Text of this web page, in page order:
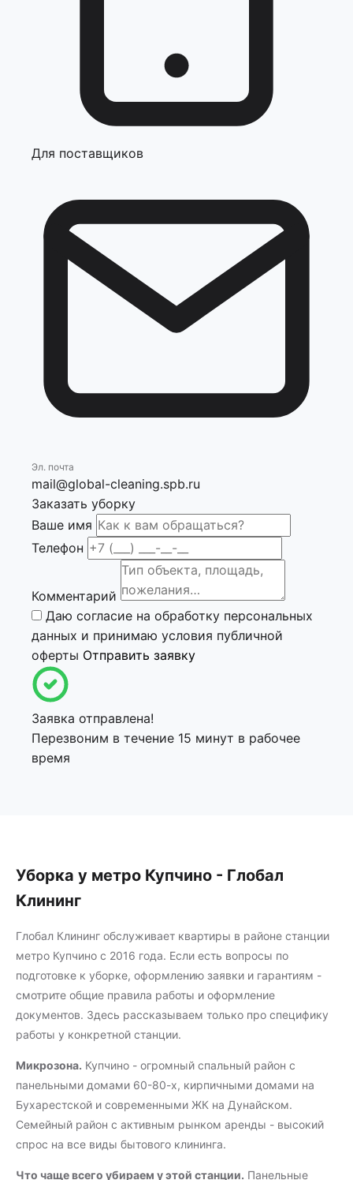
Для поставщиков
Эл. почта
mail@global-cleaning.spb.ru
Заказать уборку
Ваше имя
Телефон
Комментарий
Даю согласие на обработку персональных
данных и принимаю условия публичной
оферты Отправить заявку
Заявка отправлена!
Перезвоним в течение 15 минут в рабочее
время
Уборка у метро Купчино - Глобал
Клининг
Глобал Клининг обслуживает квартиры в районе станции
метро Купчино с 2016 года. Если есть вопросы по
подготовке к уборке, оформлению заявки и гарантиям -
смотрите общие правила работы и оформление
документов. Здесь рассказываем только про специфику
работы у конкретной станции.
Микрозона. Купчино - огромный спальный район с
панельными домами 60-80-х, кирпичными домами на
Бухарестской и современными ЖК на Дунайском.
Семейный район с активным рынком аренды - высокий
спрос на все виды бытового клининга.
Что чаще всего убираем у этой станции. Панельные